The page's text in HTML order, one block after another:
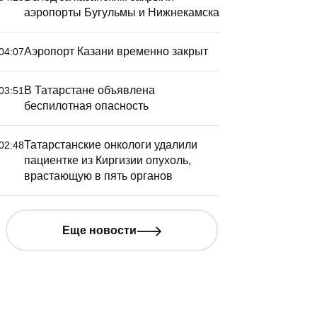
к 2029 году все
Татарстана будут
аэропорты Бугульмы и Нижнекамска
Аэропорт Казани временно закрыт
В Татарстане объявлена
беспилотная опасность
Татарстанские онкологи удалили
пациентке из Киргизии опухоль,
врастающую в пять органов
Еще новости